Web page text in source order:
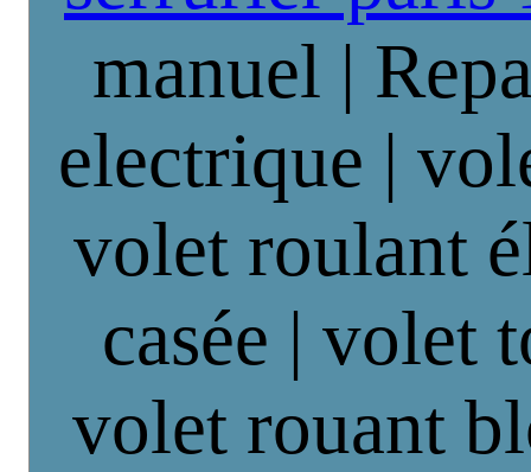
manuel |
electrique |
volet roulant
casée | volet
volet rouant